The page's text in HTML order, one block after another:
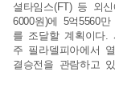
셜타임스(FT) 등 외
6000원)에 5억5560
를 조달할 계획이다.
주 필라델피아에서
결승전을 관람하고